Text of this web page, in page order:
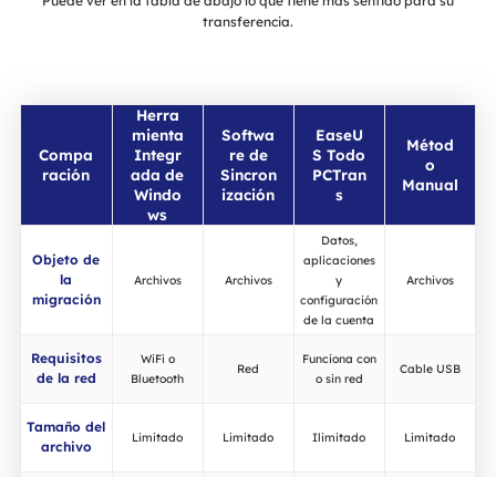
transferencia.
Compa
ración
Herra
mienta
Integr
ada de
Windo
ws
Softwa
re de
Sincron
ización
EaseU
S Todo
PCTran
s
Métod
o
Manual
Objeto de
la
migración
Archivos Archivos
Datos,
aplicaciones
y
configuración
de la cuenta
Archivos
Requisitos
de la red
WiFi o
Bluetooth
Red
Funciona con
o sin red
Cable USB
Tamaño del
archivo
Limitado Limitado Ilimitado Limitado